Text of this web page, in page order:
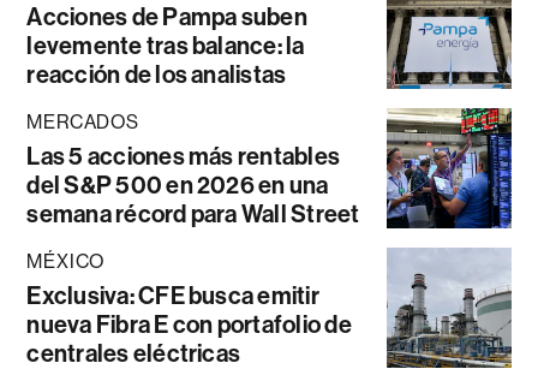
Acciones de Pampa suben
levemente tras balance: la
reacción de los analistas
MERCADOS
Las 5 acciones más rentables
del S&P 500 en 2026 en una
semana récord para Wall Street
MÉXICO
Exclusiva: CFE busca emitir
nueva Fibra E con portafolio de
centrales eléctricas